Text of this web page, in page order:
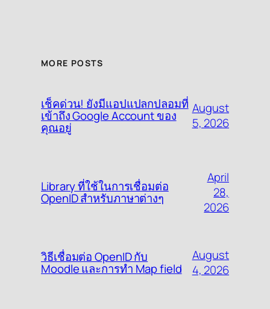
MORE POSTS
เช็คด่วน! ยังมีแอปแปลกปลอมที่
เข้าถึง Google Account ของ
คุณอยู่
August
5, 2026
Library ที่ใช้ในการเชื่อมต่อ
OpenID สำหรับภาษาต่างๆ
April
28,
2026
วิธีเชื่อมต่อ OpenID กับ
Moodle และการทำ Map field
August
4, 2026